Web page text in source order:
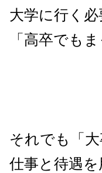
大学に行く
「高卒でも
それでも「
仕事と待遇